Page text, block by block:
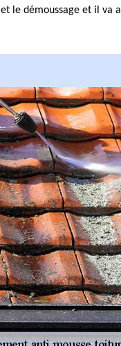
et le démoussage et il va